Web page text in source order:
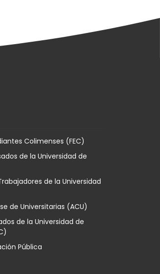
Colimenses (FEC)
de la Universidad de
de la Universidad
de Universitarias (ACU)
de la Universidad de
Pública